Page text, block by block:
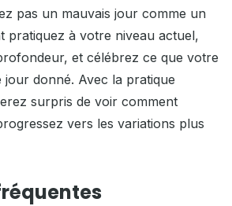
pas un mauvais jour comme un
pratiquez à votre niveau actuel,
et célébrez ce que votre
donné. Avec la pratique
surpris de voir comment
vers les variations plus